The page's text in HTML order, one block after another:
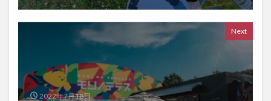
Next
2022年7月18日